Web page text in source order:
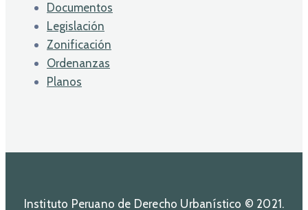
Documentos
Legislación
Zonificación
Ordenanzas
Planos
Instituto Peruano de Derecho Urbanístico © 2021.